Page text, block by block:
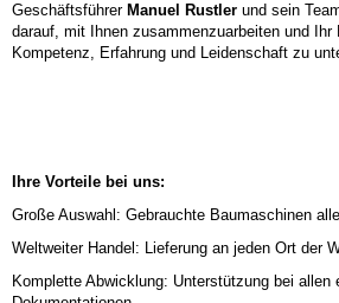
Geschäftsführer Manuel Rustler und sein
darauf, mit Ihnen zusammenzuarbeiten und Ihr
Kompetenz, Erfahrung und Leidenschaft zu
Ihre Vorteile bei uns:
Große Auswahl: Gebrauchte Baumaschinen
Weltweiter Handel: Lieferung an jeden Ort der
Komplette Abwicklung: Unterstützung bei allen